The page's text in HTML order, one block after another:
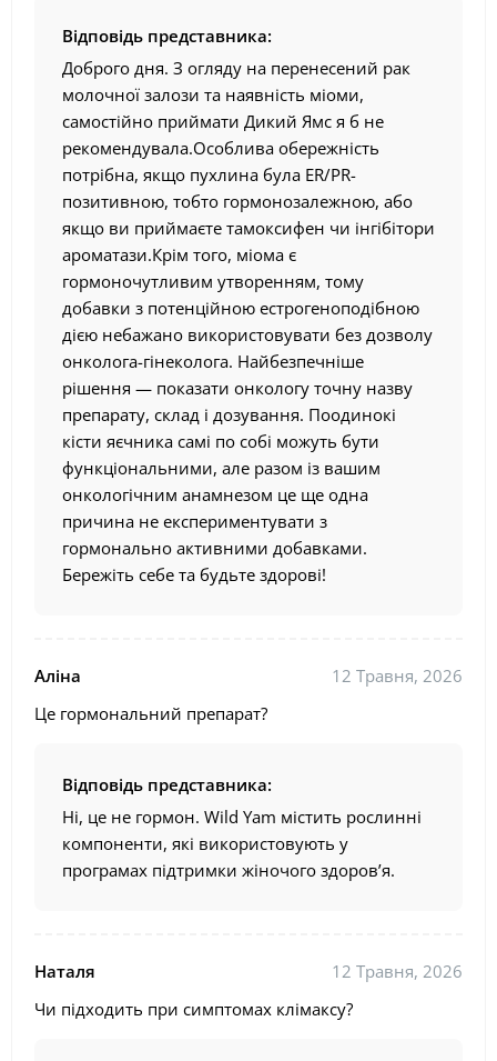
Відповідь представника:
Доброго дня. З огляду на перенесений рак
молочної залози та наявність міоми,
самостійно приймати Дикий Ямс я б не
рекомендувала.Особлива обережність
потрібна, якщо пухлина була ER/PR-
позитивною, тобто гормонозалежною, або
якщо ви приймаєте тамоксифен чи інгібітори
ароматази.Крім того, міома є
гормоночутливим утворенням, тому
добавки з потенційною естрогеноподібною
дією небажано використовувати без дозволу
онколога-гінеколога. Найбезпечніше
рішення — показати онкологу точну назву
препарату, склад і дозування. Поодинокі
кісти яєчника самі по собі можуть бути
функціональними, але разом із вашим
онкологічним анамнезом це ще одна
причина не експериментувати з
гормонально активними добавками.
Бережіть себе та будьте здорові!
Аліна
12 Травня, 2026
Це гормональний препарат?
Відповідь представника:
Ні, це не гормон. Wild Yam містить рослинні
компоненти, які використовують у
програмах підтримки жіночого здоров’я.
Наталя
12 Травня, 2026
Чи підходить при симптомах клімаксу?